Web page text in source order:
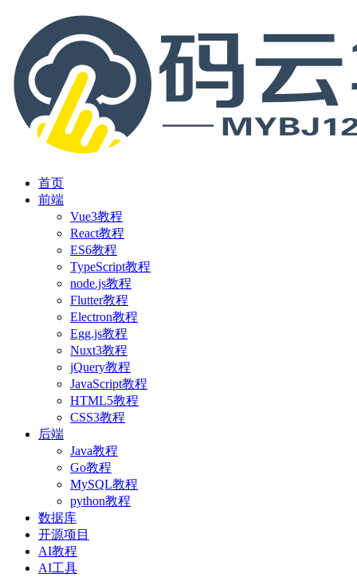
首页
前端
Vue3教程
React教程
ES6教程
TypeScript教程
node.js教程
Flutter教程
Electron教程
Egg.js教程
Nuxt3教程
jQuery教程
JavaScript教程
HTML5教程
CSS3教程
后端
Java教程
Go教程
MySQL教程
python教程
数据库
开源项目
AI教程
AI工具